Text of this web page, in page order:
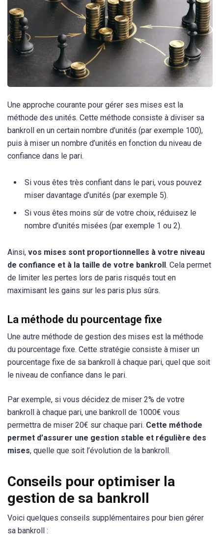
Une approche courante pour gérer ses mises est la
méthode des unités. Cette méthode consiste à diviser sa
bankroll en un certain nombre d’unités (par exemple 100),
puis à miser un nombre d’unités en fonction du niveau de
confiance dans le pari.
Si vous êtes très confiant dans le pari, vous pouvez
miser davantage d’unités (par exemple 5).
Si vous êtes moins sûr de votre choix, réduisez le
nombre d’unités misées (par exemple 1 ou 2).
Ainsi, vos mises sont proportionnelles à votre niveau
de confiance et à la taille de votre bankroll . Cela permet
de limiter les pertes lors de paris risqués tout en
maximisant les gains sur les paris plus sûrs.
La méthode du pourcentage fixe
Une autre méthode de gestion des mises est la méthode
du pourcentage fixe. Cette stratégie consiste à miser un
pourcentage fixe de sa bankroll à chaque pari, quel que soit
le niveau de confiance dans le pari.
Par exemple, si vous décidez de miser 2% de votre
bankroll à chaque pari, une bankroll de 1000€ vous
permettra de miser 20€ sur chaque pari. Cette méthode
permet d’assurer une gestion stable et régulière des
mises, quelle que soit l’évolution de la bankroll.
Conseils pour optimiser la
gestion de sa bankroll
Voici quelques conseils supplémentaires pour bien gérer
sa bankroll :